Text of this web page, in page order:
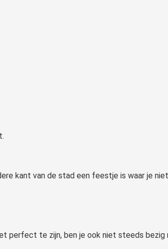
kant van de stad een feestje is waar je
perfect te zijn, ben je ook niet steeds